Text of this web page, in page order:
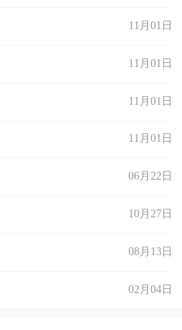
11月01日
11月01日
11月01日
11月01日
06月22日
10月27日
08月13日
02月04日